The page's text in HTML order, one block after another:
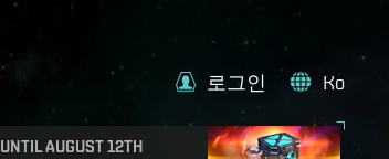
UNTIL AUGUST 12TH
로그인 Ko